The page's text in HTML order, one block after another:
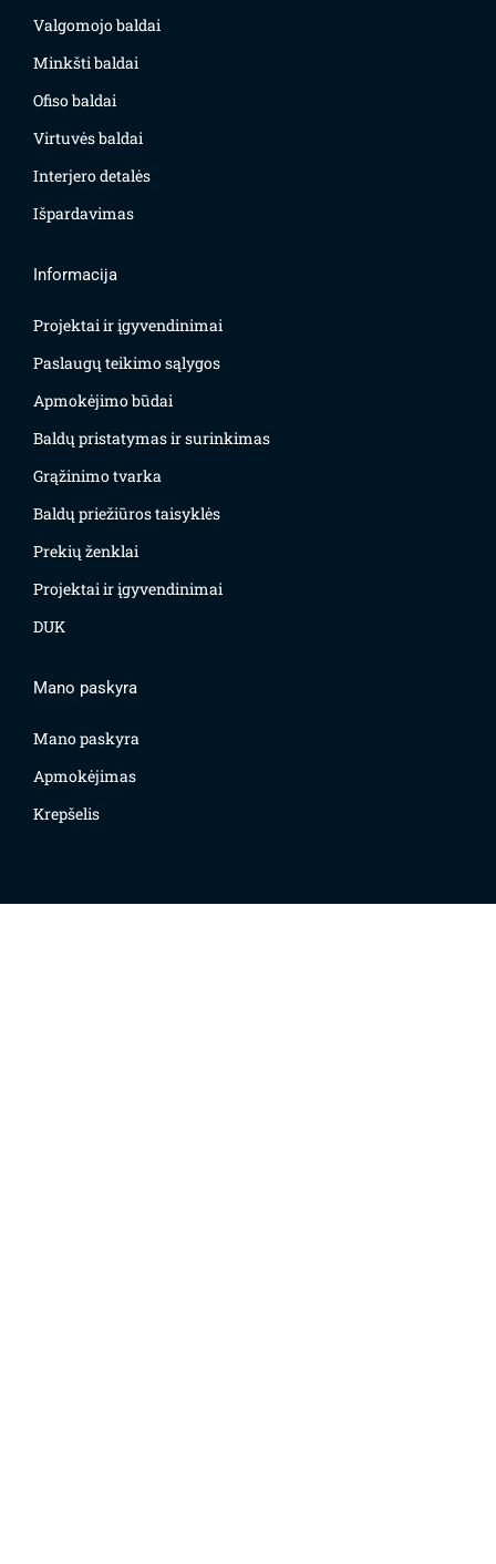
Valgomojo baldai
Minkšti baldai
Ofiso baldai
Virtuvės baldai
Interjero detalės
Išpardavimas
Informacija
Projektai ir įgyvendinimai
Paslaugų teikimo sąlygos
Apmokėjimo būdai
Baldų pristatymas ir surinkimas
Grąžinimo tvarka
Baldų priežiūros taisyklės
Prekių ženklai
Projektai ir įgyvendinimai
DUK
Mano paskyra
Mano paskyra
Apmokėjimas
Krepšelis